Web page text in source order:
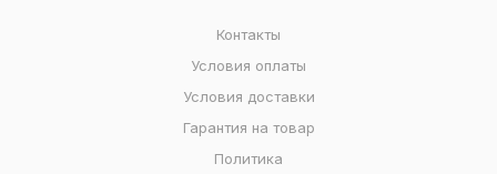
Контакты
Условия оплаты
Условия доставки
Гарантия на товар
Политика